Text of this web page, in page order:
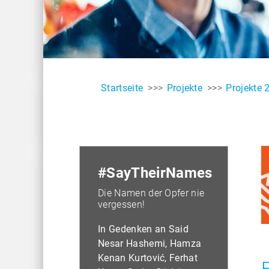
Startseite Projekte Projekte
#SayTheirNames
Die Namen der Opfer nie
vergessen!
In Gedenken an Said
Nesar Hashemi, Hamza
Kenan Kurtović, Ferhat